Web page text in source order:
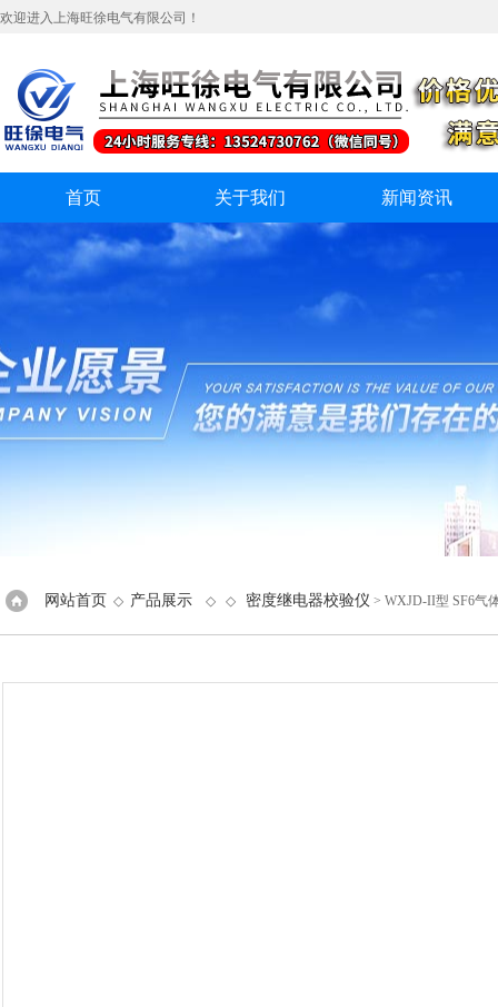
欢迎进入上海旺徐电气有限公司！
首页 关于我们 新闻资讯
网站首页 ◇ 产品展示 ◇ ◇ 密度继电器校验仪 > WXJD-II型 SF6气